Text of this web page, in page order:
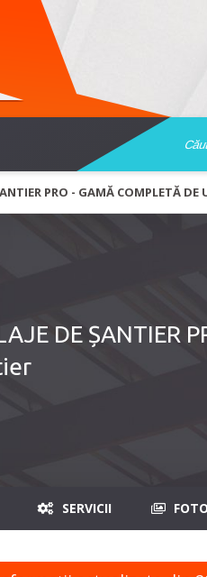
PRO - GAMĂ COMPLETĂ DE
DE ȘANTIER
SERVICII